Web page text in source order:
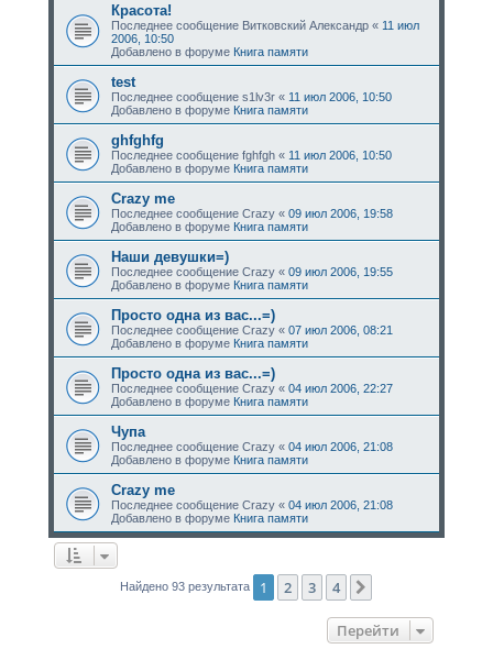
Красота!
Последнее сообщение Витковский Александр« 11 июл
2006, 10:50
Добавлено в форуме Книга памяти
test
Последнее сообщение s1lv3r« 11 июл 2006, 10:50
Добавлено в форуме Книга памяти
ghfghfg
Последнее сообщение fghfgh« 11 июл 2006, 10:50
Добавлено в форуме Книга памяти
Crazy me
Последнее сообщение Crazy« 09 июл 2006, 19:58
Добавлено в форуме Книга памяти
Наши девушки=)
Последнее сообщение Crazy« 09 июл 2006, 19:55
Добавлено в форуме Книга памяти
Просто одна из вас...=)
Последнее сообщение Crazy« 07 июл 2006, 08:21
Добавлено в форуме Книга памяти
Просто одна из вас...=)
Последнее сообщение Crazy« 04 июл 2006, 22:27
Добавлено в форуме Книга памяти
Чупа
Последнее сообщение Crazy« 04 июл 2006, 21:08
Добавлено в форуме Книга памяти
Crazy me
Последнее сообщение Crazy« 04 июл 2006, 21:08
Добавлено в форуме Книга памяти
Найдено 93 результата 1 2 3 4
Перейти